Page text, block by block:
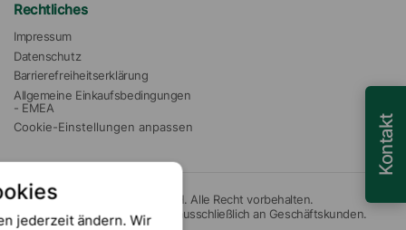
Rechtliches
Impressum
Datenschutz
Barrierefreiheitserklärung
Allgemeine Einkaufsbedingungen
- EMEA
Cookie-Einstellungen anpassen
© 2026 Münzing Chemie GmbH. Alle Recht vorbehalten.
Unsere Angebote richten sich ausschließlich an Geschäftskunden.
Kontakt
jederzeit ändern. Wir